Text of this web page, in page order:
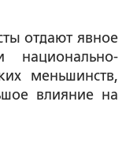
отдают явное
национально-
меньшинств,
влияние на